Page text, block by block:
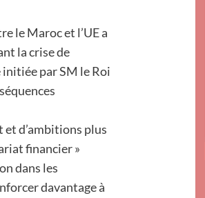
le Maroc et l’UE a
la crise de
initiée par SM le Roi
et d’ambitions plus
financier »
dans les
davantage à